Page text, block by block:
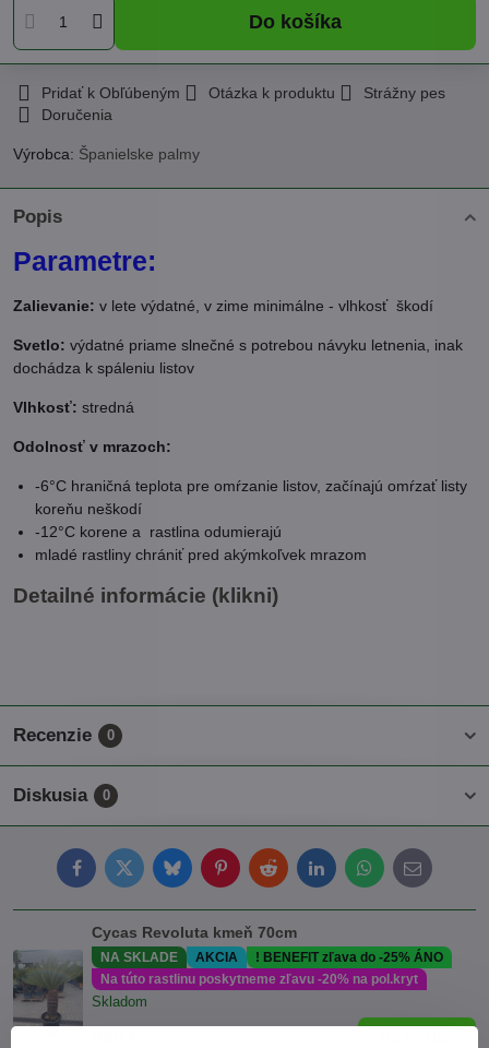
Do košíka
Pridať k Obľúbeným Otázka k produktu
Strážny pes
Doručenia
Výrobca: Španielske palmy
Popis
Parametre:
Zalievanie: v lete výdatné, v zime minimálne - vlhkosť škodí
Svetlo: výdatné priame slnečné s potrebou návyku letnenia, inak
dochádza k spáleniu listov
Vlhkosť: stredná
Odolnosť v mrazoch:
-6°C hraničná teplota pre omŕzanie listov, začínajú omŕzať listy
koreňu neškodí
-12°C korene a rastlina odumierajú
mladé rastliny chrániť pred akýmkoľvek mrazom
Detailné informácie (klikni)
Recenzie 0
Diskusia 0
FacebookTwitterBlueskyPinterestRedditLinkedInWhatsApp
E-
mail
Cycas Revoluta kmeň 70cm
NA SKLADE AKCIA
! BENEFIT zľava do -25% ÁNO
Na túto rastlinu poskytneme zľavu -20% na pol.kryt
Skladom